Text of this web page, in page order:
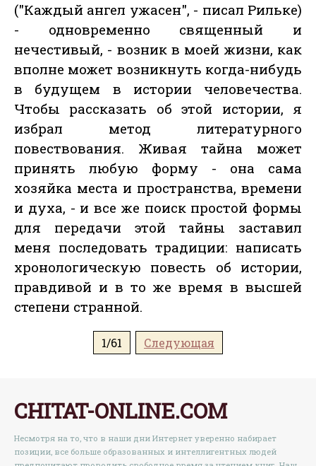
("Каждый ангел ужасен", - писал Рильке)
- одновременно священный и
нечестивый, - возник в моей жизни, как
вполне может возникнуть когда-нибудь
в будущем в истории человечества.
Чтобы рассказать об этой истории, я
избрал метод литературного
повествования. Живая тайна может
принять любую форму - она сама
хозяйка места и пространства, времени
и духа, - и все же поиск простой формы
для передачи этой тайны заставил
меня последовать традиции: написать
хронологическую повесть об истории,
правдивой и в то же время в высшей
степени странной.
1/61 Следующая
CHITAT-ONLINE.COM
Несмотря на то, что в наши дни Интернет уверенно набирает
позиции, все больше образованных и интеллигентных людей